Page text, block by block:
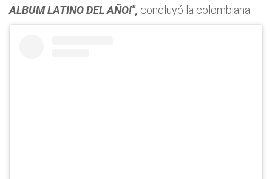
ALBUM LATINO DEL AÑO!", concluyó la colombiana.